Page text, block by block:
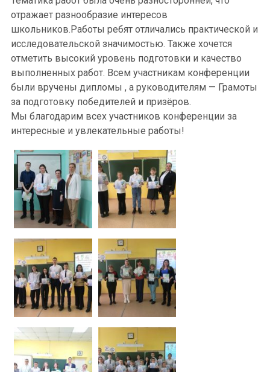
отражает разнообразие интересов
школьников.Работы ребят отличались практической и
исследовательской значимостью. Также хочется
отметить высокий уровень подготовки и качество
выполненных работ. Всем участникам конференции
были вручены дипломы , а руководителям — Грамоты
за подготовку победителей и призёров.
Мы благодарим всех участников конференции за
интересные и увлекательные работы!